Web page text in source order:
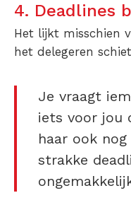
4. Deadlines
Het lijkt misschien
het delegeren
Je vraagt
iets voor jou
haar ook
strakke